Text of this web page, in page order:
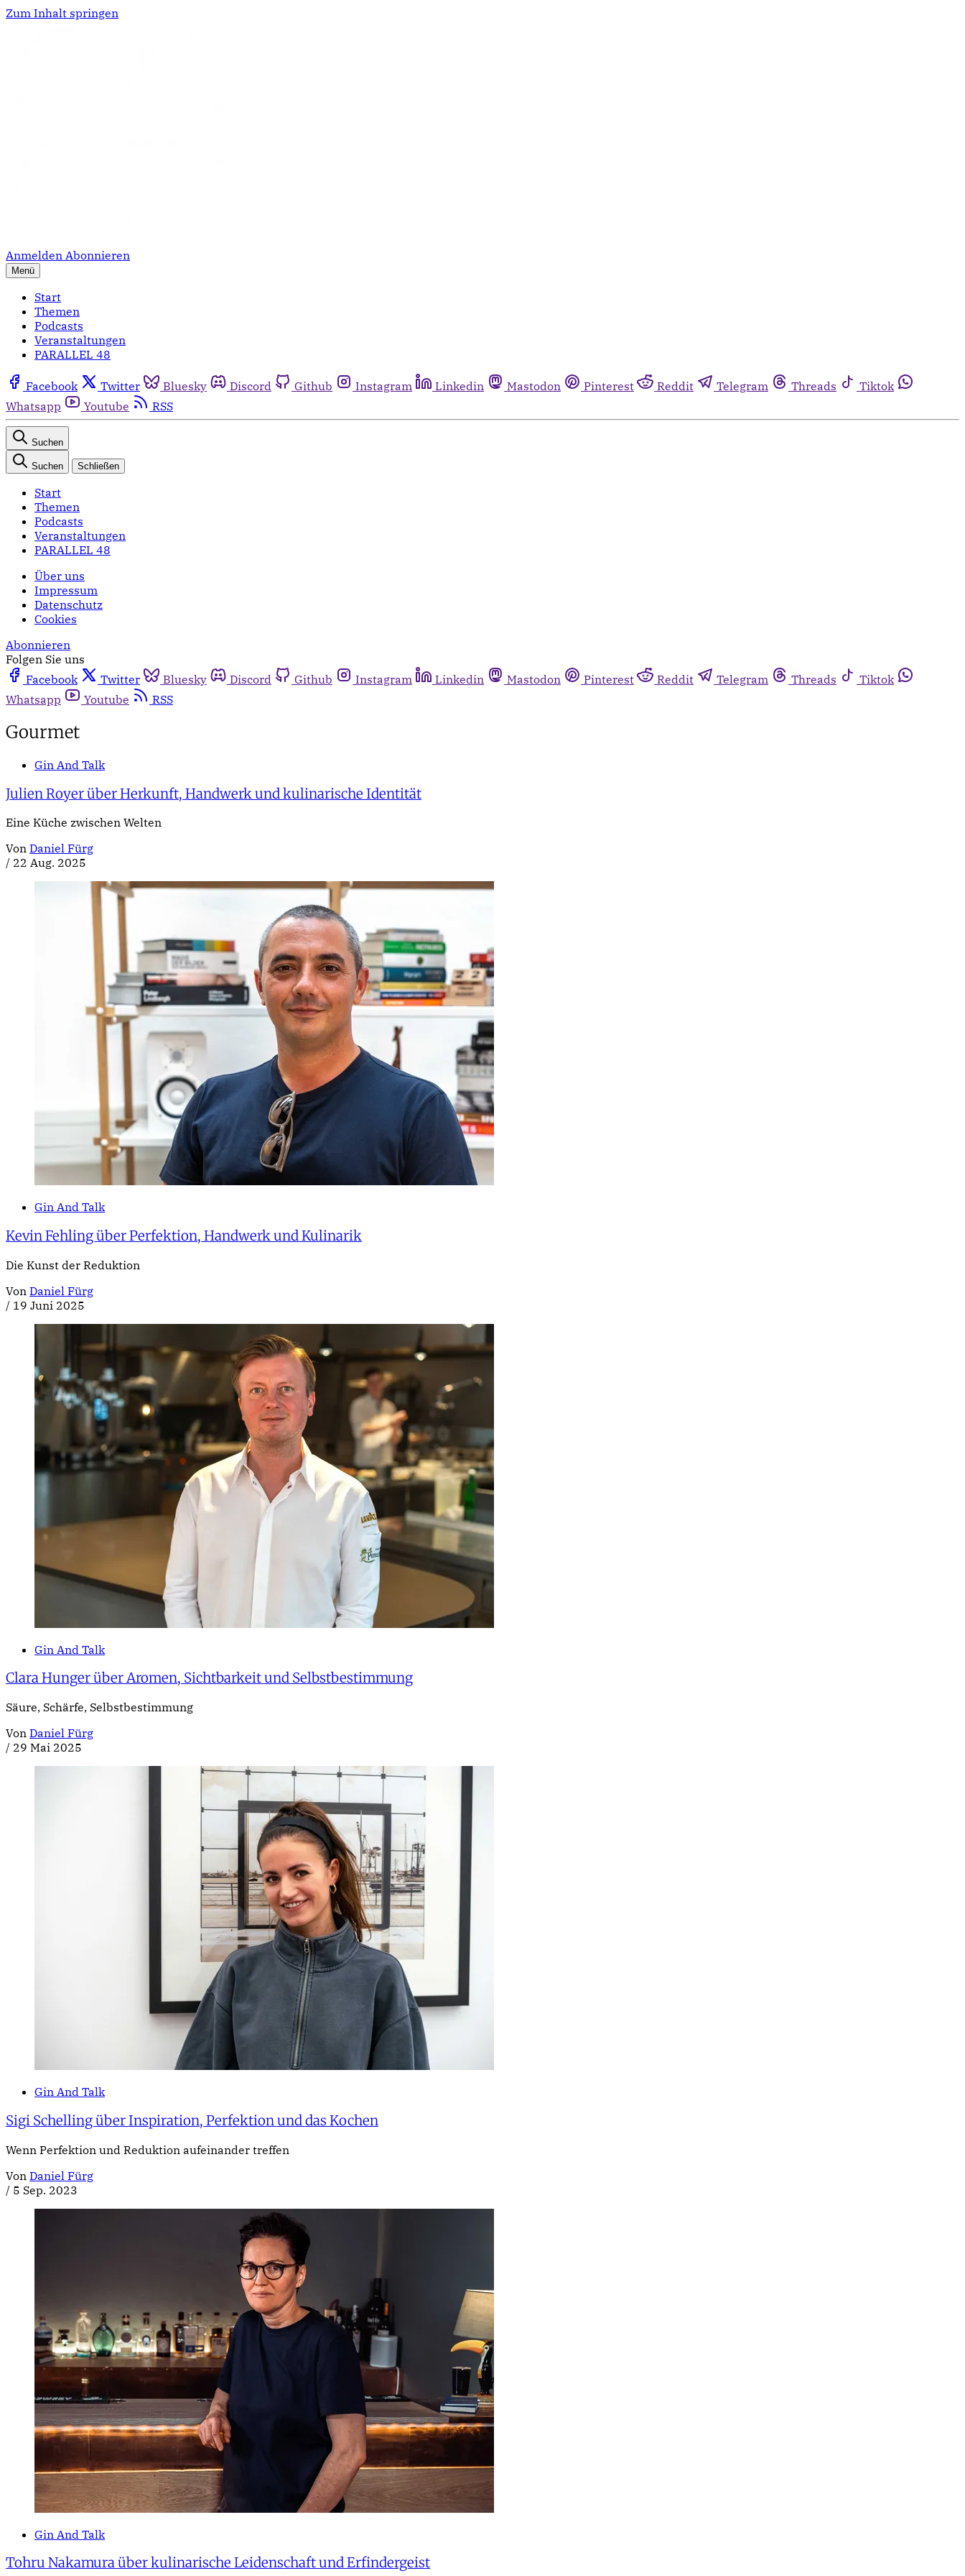
Zum Inhalt springen
Anmelden Abonnieren
Menü
Start
Themen
Podcasts
Veranstaltungen
PARALLEL 48
Facebook Twitter Bluesky Discord Github Instagram Linkedin Mastodon Pinterest Reddit Telegram Threads
Tiktok
Whatsapp
Youtube RSS
Suchen
Suchen Schließen
Start
Themen
Podcasts
Veranstaltungen
PARALLEL 48
Über uns
Impressum
Datenschutz
Cookies
Abonnieren
Folgen Sie uns
Facebook
Twitter Bluesky Discord Github Instagram Linkedin Mastodon Pinterest Reddit Telegram Threads
Tiktok
Whatsapp
Youtube RSS
Gourmet
Gin And Talk
Julien Royer über Herkunft, Handwerk und kulinarische Identität
Eine Küche zwischen Welten
Von Daniel Fürg
/ 22 Aug. 2025
Gin And Talk
Kevin Fehling über Perfektion, Handwerk und Kulinarik
Die Kunst der Reduktion
Von Daniel Fürg
/ 19 Juni 2025
Gin And Talk
Clara Hunger über Aromen, Sichtbarkeit und Selbstbestimmung
Säure, Schärfe, Selbstbestimmung
Von Daniel Fürg
/ 29 Mai 2025
Gin And Talk
Sigi Schelling über Inspiration, Perfektion und das Kochen
Wenn Perfektion und Reduktion aufeinander treffen
Von Daniel Fürg
/ 5 Sep. 2023
Gin And Talk
Tohru Nakamura über kulinarische Leidenschaft und Erfindergeist